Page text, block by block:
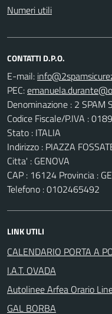
Numeri utili
CONTATTI D.P.O.
E-mail:
PEC:
Denominazione : 2 SPAM
Codice Fiscale/P.IVA :
Stato : ITALIA
Indirizzo : PIAZZA
Citta' : GENOVA
CAP : 16124 Provincia : GE
Telefono : 0102465492
LINK UTILI
CALENDARIO PORTA A
I.A.T. OVADA
Autolinee Arfea Orario
GAL BORBA